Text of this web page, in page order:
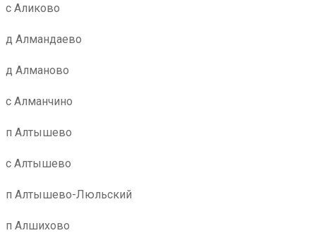
с Аликово
д Алмандаево
д Алманово
с Алманчино
п Алтышево
с Алтышево
п Алтышево-Люльский
п Алшихово